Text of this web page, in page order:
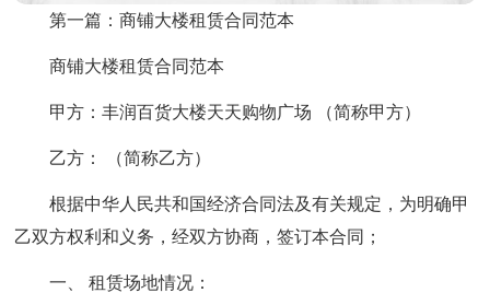
第一篇：商铺大楼租赁合同范本
商铺大楼租赁合同范本
甲方：丰润百货大楼天天购物广场 （简称甲方）
乙方： （简称乙方）
根据中华人民共和国经济合同法及有关规定，为明确甲
乙双方权利和义务，经双方协商，签订本合同；
一、 租赁场地情况：